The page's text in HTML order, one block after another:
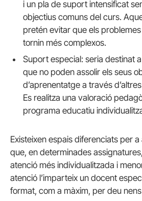
i un pla de suport intensificat
objectius comuns del curs.
pretén evitar que els problemes
tornin més complexos.
Suport especial: seria destinat
que no poden assolir els seus
d’aprenentatge a través
Es realitza una valoració
programa educatiu
Existeixen espais diferenciats per
que, en determinades
atenció més individualitzada i
atenció l’imparteix un docent
format, com a màxim, per deu